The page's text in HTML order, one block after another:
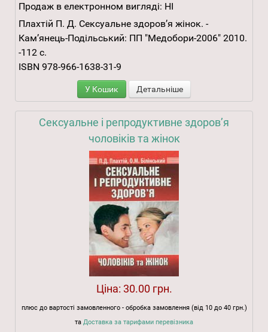
Продаж в електронном вигляді: НІ
Плахтій П. Д. Сексуальне здоров’я жінок. -
Кам’янець-Подільський: ПП "Медобори-2006" 2010.
-112 с.
ISBN 978-966-1638-31-9
У Кошик Детальніше
Сексуальне і репродуктивне здоров’я
чоловіків та жінок
Ціна: 30.00 грн.
плюс до вартості замовленного - обробка замовлення (від 10 до 40 грн.)
та Доставка за тарифами перевізника